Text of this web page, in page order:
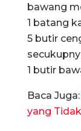
bawang
1 batang
5 butir
1 butir
Baca Juga:
yang